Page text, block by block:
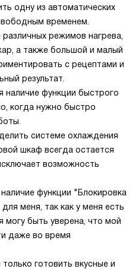
одну из автоматических
временем.
режимов нагрева,
а также большой и малый
с рецептами и
результат.
функции быстрого
когда нужно быстро
системе охлаждения
шкаф всегда остается
возможность
функции "Блокировка
меня, так как у меня есть
могу быть уверена, что мой
даже во время
готовить вкусные и